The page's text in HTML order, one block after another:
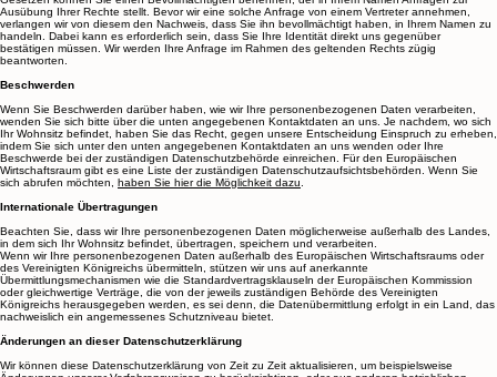
Durch die Ausübung dieser Rechte entstehen Ihnen keinerlei Nachteile. Sofern dies nach
geltendem Recht zulässig oder erforderlich ist, müssen wir möglicherweise Ihre Identität
überprüfen, bevor wir Ihre Anfragen verarbeiten können. In Übereinstimmung mit geltenden
Gesetzen können Sie einen Bevollmächtigten benennen, der in Ihrem Namen Anfragen zur
Ausübung Ihrer Rechte stellt. Bevor wir eine solche Anfrage von einem Vertreter annehmen,
verlangen wir von diesem den Nachweis, dass Sie ihn bevollmächtigt haben, in Ihrem Namen zu
handeln. Dabei kann es erforderlich sein, dass Sie Ihre Identität direkt uns gegenüber
bestätigen müssen. Wir werden Ihre Anfrage im Rahmen des geltenden Rechts zügig
beantworten.
Beschwerden
Wenn Sie Beschwerden darüber haben, wie wir Ihre personenbezogenen Daten verarbeiten,
wenden Sie sich bitte über die unten angegebenen Kontaktdaten an uns. Je nachdem, wo sich
Ihr Wohnsitz befindet, haben Sie das Recht, gegen unsere Entscheidung Einspruch zu erheben,
indem Sie sich unter den unten angegebenen Kontaktdaten an uns wenden oder Ihre
Beschwerde bei der zuständigen Datenschutzbehörde einreichen. Für den Europäischen
Wirtschaftsraum gibt es eine Liste der zuständigen Datenschutzaufsichtsbehörden. Wenn Sie
sich abrufen möchten,
haben Sie hier die Möglichkeit dazu.
Internationale Übertragungen
Beachten Sie, dass wir Ihre personenbezogenen Daten möglicherweise außerhalb des Landes,
in dem sich Ihr Wohnsitz befindet, übertragen, speichern und verarbeiten.
Wenn wir Ihre personenbezogenen Daten außerhalb des Europäischen Wirtschaftsraums oder
des Vereinigten Königreichs übermitteln, stützen wir uns auf anerkannte
Übermittlungsmechanismen wie die Standardvertragsklauseln der Europäischen Kommission
oder gleichwertige Verträge, die von der jeweils zuständigen Behörde des Vereinigten
Königreichs herausgegeben werden, es sei denn, die Datenübermittlung erfolgt in ein Land, das
nachweislich ein angemessenes Schutzniveau bietet.